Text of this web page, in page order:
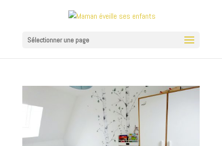
Sélectionner une page